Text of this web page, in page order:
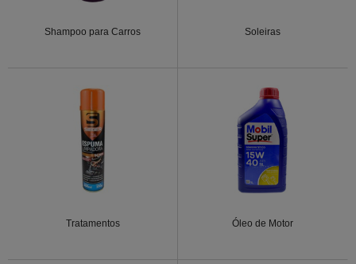
Shampoo para Carros Soleiras
Tratamentos Óleo de Motor